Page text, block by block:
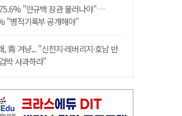
"안규백 장관 물러나야"…
"병적기록부 공개해야"
, 靑 겨냥... "신천지·레버리지·호남 반
박 사과하라"